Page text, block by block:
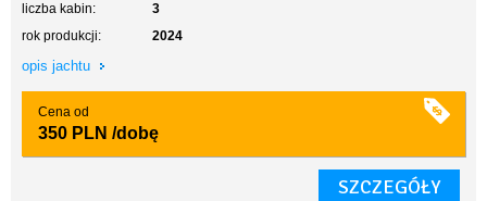
liczba kabin:
3
rok produkcji:
2024
opis jachtu
Cena od
350 PLN /dobę
SZCZEGÓŁY